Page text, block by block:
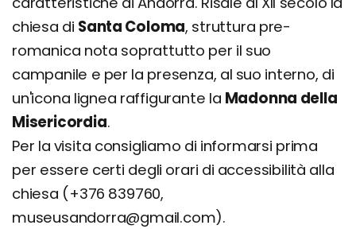
chiesa di Santa Coloma, struttura pre-
romanica nota soprattutto per il suo
campanile e per la presenza, al suo interno, di
un'icona lignea raffigurante la Madonna della
Misericordia.
Per la visita consigliamo di informarsi prima
per essere certi degli orari di accessibilità alla
chiesa (+376 839760,
museusandorra@gmail.com).